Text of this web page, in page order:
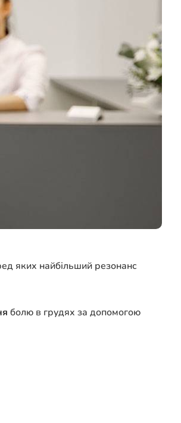
яких найбільший резонанс
болю в грудях за допомогою